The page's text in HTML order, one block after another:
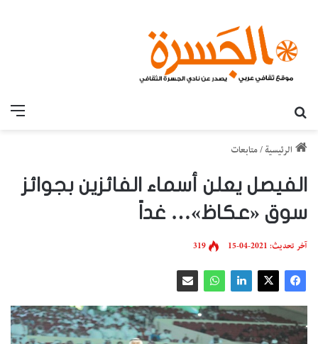
الرئيسية /متابعات
الفيصل يعلن أسماء الفائزين بجوائز
سوق «عكاظ»… غداً
آخر تحديث: 2021-04-15 319